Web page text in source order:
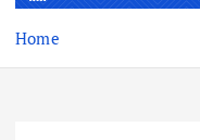
Home